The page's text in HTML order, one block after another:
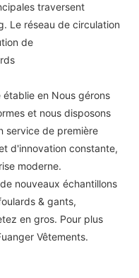
traversent
Le réseau de circulation
de
en Nous gérons
et nous disposons
service de première
d'innovation constante,
moderne.
nouveaux échantillons
& gants,
en gros. Pour plus
Vêtements.